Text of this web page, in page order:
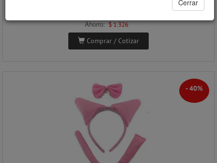
Cerrar
Ahorro: $ 1.326
Comprar / Cotizar
- 40%